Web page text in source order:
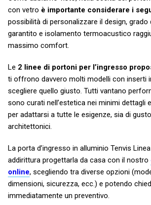
con vetro è importante considerare i
possibilità di personalizzare il design, grado
garantito e isolamento termoacustico
massimo comfort.
Le 2 linee di portoni per l’ingresso
ti offrono davvero molti modelli con inserti
scegliere quello giusto. Tutti vantano
sono curati nell’estetica nei minimi dettagli
per adattarsi a tutte le esigenze, sia di
architettonici.
La porta d’ingresso in alluminio Tenvis
addirittura progettarla da casa con il nostro
online, scegliendo tra diverse opzioni
dimensioni, sicurezza, ecc.) e potendo
immediatamente un preventivo.